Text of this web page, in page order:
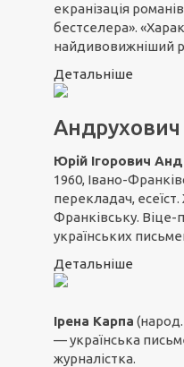
екранізація
бестселера».
найдивовижніший
Детальніше
Андрухович
Юрій Ігорович
1960, Івано-
перекладач,
Франківську. Віце-
українських
Детальніше
Ірена Карпа
— українська
журналістка.